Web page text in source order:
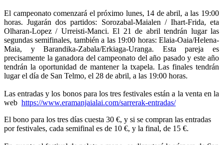
El campeonato comenzará el próximo lunes, 14 de abril, a las 19:00
horas. Jugarán dos partidos: Sorozabal-Maialen / Ihart-Frida, eta
Olharan-Lopez / Urreisti-Manci. El 21 de abril tendrán lugar las
segundas semifinales, también a las 19:00 horas: Elaia-Oaia/Helena-
Maia, y Barandika-Zabala/Erkiaga-Uranga. Esta pareja es
precisamente la ganadora del campeonato del año pasado y este año
tendrán la oportunidad de mantener la txapela. Las finales tendrán
lugar el día de San Telmo, el 28 de abril, a las 19:00 horas.
Las entradas y los bonos para los tres festivales están a la venta en la
web https://www.eramanjaialai.com/sarrerak-entradas/
El bono para los tres días cuesta 30 €, y si se compran las entradas
por festivales, cada semifinal es de 10 €, y la final, de 15 €.